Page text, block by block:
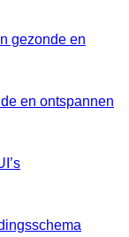
en ontspannen